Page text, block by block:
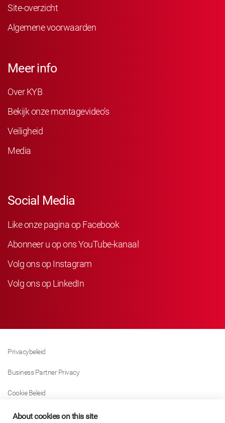
Site-overzicht
Algemene voorwaarden
Meer info
Over KYB
Bekijk onze montagevideo’s
Veiligheid
Media
Social Media
Like onze pagina op Facebook
Abonneer u op ons YouTube-kanaal
Volg ons op Instagram
Volg ons op LinkedIn
Privacybeleid
Business Partner Privacy
Cookie Beleid
Modern Slavery Act Policy
About cookies on this site